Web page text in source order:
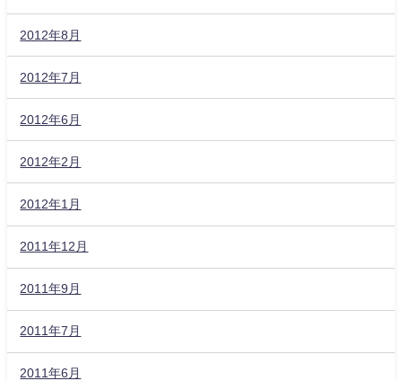
2012年8月
2012年7月
2012年6月
2012年2月
2012年1月
2011年12月
2011年9月
2011年7月
2011年6月